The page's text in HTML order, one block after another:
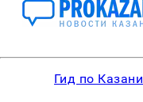
Гид по Казани